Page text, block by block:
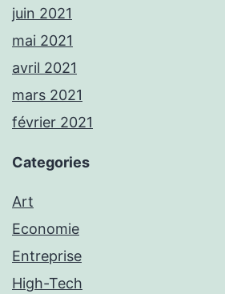
juin 2021
mai 2021
avril 2021
mars 2021
février 2021
Categories
Art
Economie
Entreprise
High-Tech